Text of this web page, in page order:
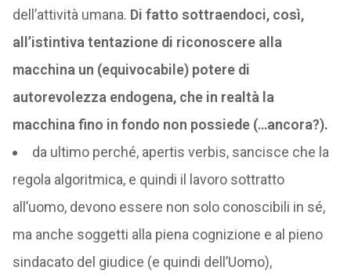
dell’attività umana. Di fatto sottraendoci, così,
all’istintiva tentazione di riconoscere alla
macchina un (equivocabile) potere di
autorevolezza endogena, che in realtà la
macchina fino in fondo non possiede (…ancora?).
da ultimo perché, apertis verbis, sancisce che la
regola algoritmica, e quindi il lavoro sottratto
all’uomo, devono essere non solo conoscibili in sé,
ma anche soggetti alla piena cognizione e al pieno
sindacato del giudice (e quindi dell’Uomo),